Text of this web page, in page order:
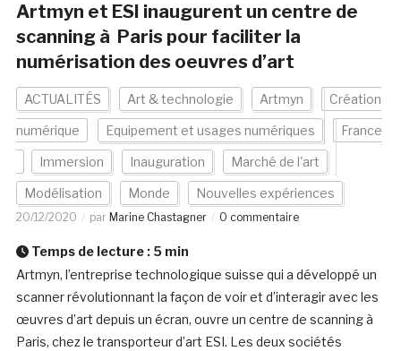
Artmyn et ESI inaugurent un centre de
scanning à Paris pour faciliter la
numérisation des oeuvres d’art
ACTUALITÉS Art & technologie Artmyn Création
numérique Equipement et usages numériques France
Immersion Inauguration Marché de l'art
Modélisation Monde Nouvelles expériences
20/12/2020 par Marine Chastagner 0 commentaire
Temps de lecture : 5 min
Artmyn, l’entreprise technologique suisse qui a développé un
scanner révolutionnant la façon de voir et d’interagir avec les
œuvres d’art depuis un écran, ouvre un centre de scanning à
Paris, chez le transporteur d’art ESI. Les deux sociétés